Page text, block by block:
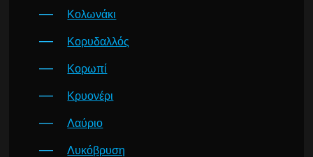
Κολωνάκι
Κορυδαλλός
Κορωπί
Κρυονέρι
Λαύριο
Λυκόβρυση